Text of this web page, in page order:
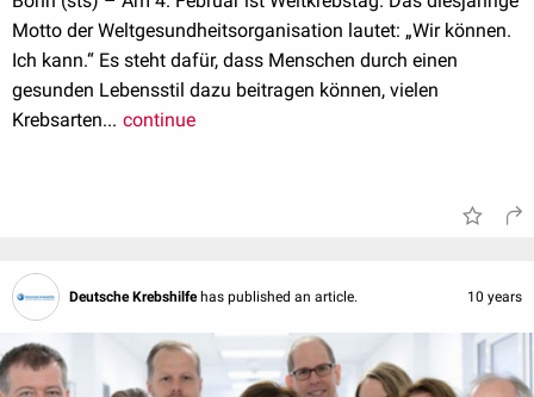
Motto der Weltgesundheitsorganisation lautet: „Wir können.
Ich kann.“ Es steht dafür, dass Menschen durch einen
gesunden Lebensstil dazu beitragen können, vielen
Krebsarten... continue
Deutsche Krebshilfe has published an article. 10 years